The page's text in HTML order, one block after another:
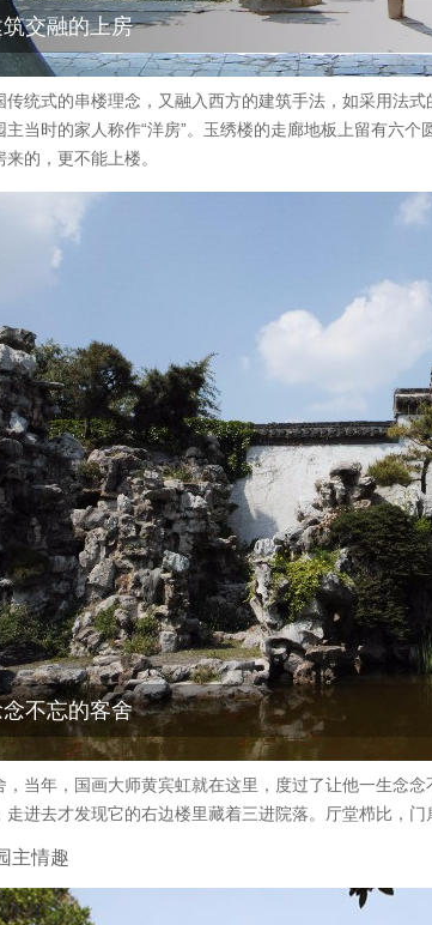
交融的上房
传统式的串楼理念，又融入西方的建筑手法，如采用法
当时的家人称作“洋房”。玉绣楼的走廊地板上留有六
的，更不能上楼。
不忘的客舍
，当年，国画大师黄宾虹就在这里，度过了让他一生念
进去才发现它的右边楼里藏着三进院落。厅堂栉比，门
主情趣